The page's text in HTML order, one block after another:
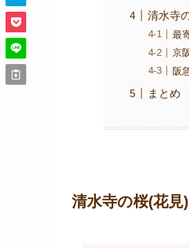
清水寺
最
京
阪
まとめ
清水寺の桜(花